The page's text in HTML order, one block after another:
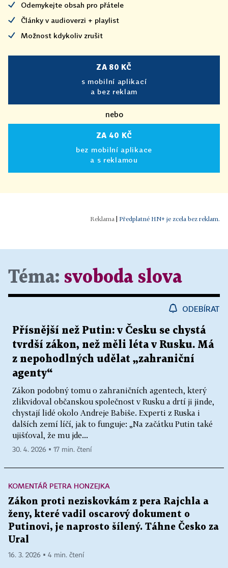
Odemykejte obsah pro přátele
Články v audioverzi + playlist
Možnost kdykoliv zrušit
ZA 80 KČ
s mobilní aplikací
a bez reklam
nebo
ZA 40 KČ
bez mobilní aplikace
a s reklamou
Předplatné HN+ je zcela bez reklam.
Téma: svoboda slova
ODEBÍRAT
Přísnější než Putin: v Česku se chystá
tvrdší zákon, než měli léta v Rusku. Má
z nepohodlných udělat „zahraniční
agenty“
Zákon podobný tomu o zahraničních agentech, který
zlikvidoval občanskou společnost v Rusku a drtí ji jinde,
chystají lidé okolo Andreje Babiše. Experti z Ruska i
dalších zemí líčí, jak to funguje: „Na začátku Putin také
ujišťoval, že mu jde...
30. 4. 2026 ▪ 17 min. čtení
KOMENTÁŘ PETRA HONZEJKA
Zákon proti neziskovkám z pera Rajchla a
ženy, které vadil oscarový dokument o
Putinovi, je naprosto šílený. Táhne Česko za
Ural
16. 3. 2026 ▪ 4 min. čtení